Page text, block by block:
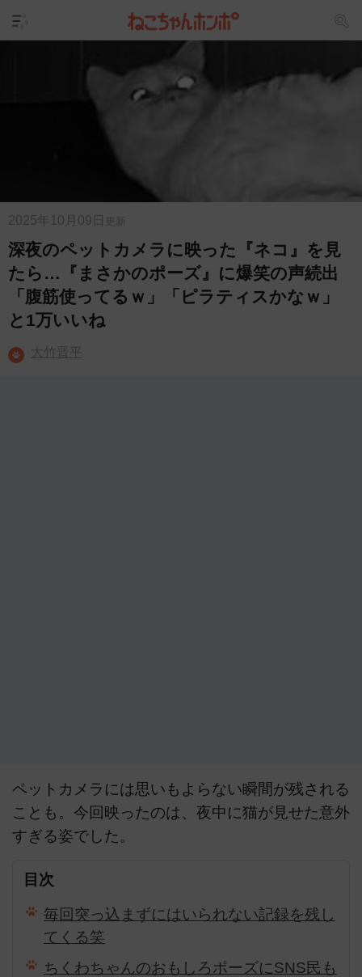
2025年10月09日 更新
深夜のペットカメラに映った『ネコ』を見
たら…『まさかのポーズ』に爆笑の声続出
「腹筋使ってるｗ」「ピラティスかなｗ」
と1万いいね
大竹晋平
ペットカメラには思いもよらない瞬間が残される
ことも。今回映ったのは、夜中に猫が見せた意外
すぎる姿でした。
目次
毎回突っ込まずにはいられない記録を残し
てくる笑
ちくわちゃんのおもしろポーズにSNS民も